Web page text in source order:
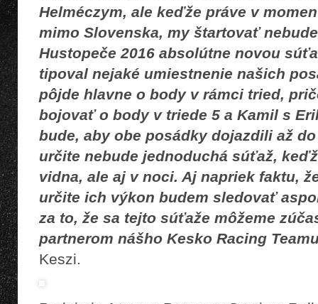
Helméczym, ale keďže práve v
mimo Slovenska, my štartovať
Hustopeče 2016 absolútne novou
tipoval nejaké umiestnenie našich
pôjde hlavne o body v rámci tried,
bojovať o body v triede 5 a Kamil s
bude, aby obe posádky dojazdili až
určite nebude jednoduchá súťaž,
vidna, ale aj v noci. Aj napriek faktu,
určite ich výkon budem sledovať
za to, že sa tejto súťaže môžeme
partnerom nášho Kesko Racing
Keszi.